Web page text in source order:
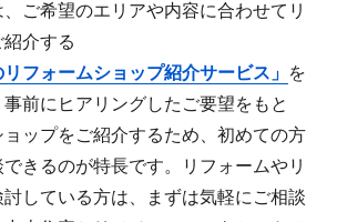
ご希望のエリアや内容に合わせてリ
介する
リフォームショップ紹介サービス」 を
前にヒアリングしたご要望をもと
ップをご紹介するため、初めての方
きるのが特長です。リフォームやリ
討している方は、まずは気軽にご相談